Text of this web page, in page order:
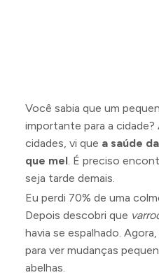
Você sabia que um
importante para a cidade?
cidades, vi que a saúde
que mel. É preciso
seja tarde demais.
Eu perdi 70% de uma
Depois descobri que
havia se espalhado.
para ver mudanças
abelhas.